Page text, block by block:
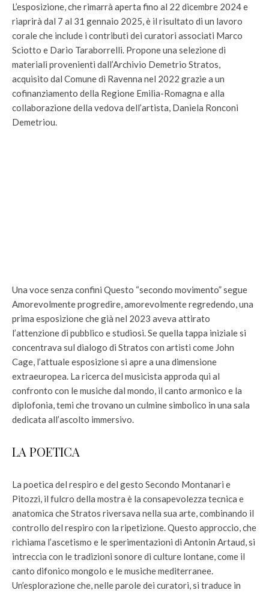
L’esposizione, che rimarrà aperta fino al 22 dicembre 2024 e
riaprirà dal 7 al 31 gennaio 2025, è il risultato di un lavoro
corale che include i contributi dei curatori associati Marco
Sciotto e Dario Taraborrelli. Propone una selezione di
materiali provenienti dall’Archivio Demetrio Stratos,
acquisito dal Comune di Ravenna nel 2022 grazie a un
cofinanziamento della Regione Emilia-Romagna e alla
collaborazione della vedova dell’artista, Daniela Ronconi
Demetriou.
Una voce senza confini Questo “secondo movimento” segue
Amorevolmente progredire, amorevolmente regredendo, una
prima esposizione che già nel 2023 aveva attirato
l’attenzione di pubblico e studiosi. Se quella tappa iniziale si
concentrava sul dialogo di Stratos con artisti come John
Cage, l’attuale esposizione si apre a una dimensione
extraeuropea. La ricerca del musicista approda qui al
confronto con le musiche dal mondo, il canto armonico e la
diplofonia, temi che trovano un culmine simbolico in una sala
dedicata all’ascolto immersivo.
LA POETICA
La poetica del respiro e del gesto Secondo Montanari e
Pitozzi, il fulcro della mostra è la consapevolezza tecnica e
anatomica che Stratos riversava nella sua arte, combinando il
controllo del respiro con la ripetizione. Questo approccio, che
richiama l’ascetismo e le sperimentazioni di Antonin Artaud, si
intreccia con le tradizioni sonore di culture lontane, come il
canto difonico mongolo e le musiche mediterranee.
Un’esplorazione che, nelle parole dei curatori, si traduce in